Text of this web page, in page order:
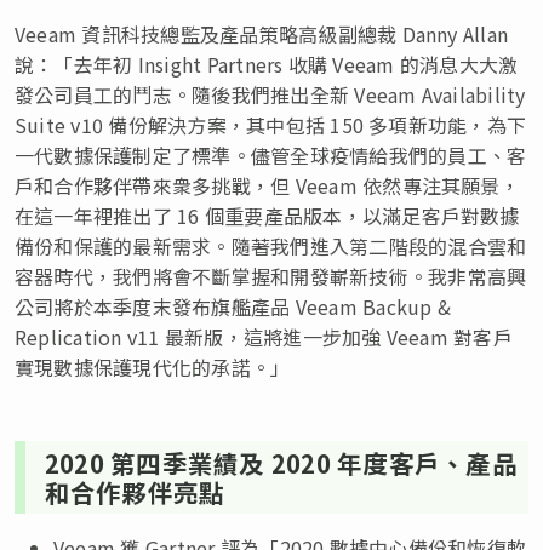
Veeam 資訊科技總監及產品策略高級副總裁 Danny Allan
說：「去年初 Insight Partners 收購 Veeam 的消息大大激
發公司員工的鬥志。隨後我們推出全新 Veeam Availability
Suite v10 備份解決方案，其中包括 150 多項新功能，為下
一代數據保護制定了標準。儘管全球疫情給我們的員工、客
戶和合作夥伴帶來衆多挑戰，但 Veeam 依然專注其願景，
在這一年裡推出了 16 個重要產品版本，以滿足客戶對數據
備份和保護的最新需求。隨著我們進入第二階段的混合雲和
容器時代，我們將會不斷掌握和開發嶄新技術。我非常高興
公司將於本季度末發布旗艦產品 Veeam Backup &
Replication v11 最新版，這將進一步加強 Veeam 對客戶
實現數據保護現代化的承諾。」
2020 第四季業績及 2020 年度客戶、產品
和合作夥伴亮點